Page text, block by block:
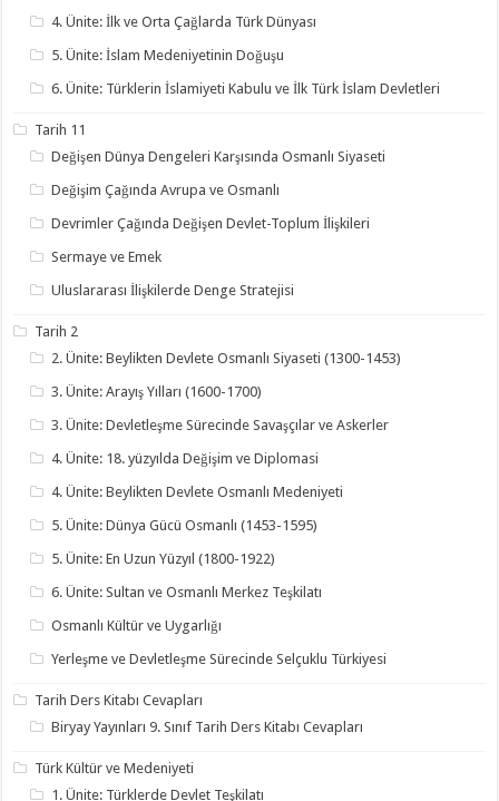
4. Ünite: İlk ve Orta Çağlarda Türk Dünyası
5. Ünite: İslam Medeniyetinin Doğuşu
6. Ünite: Türklerin İslamiyeti Kabulu ve İlk Türk İslam Devletleri
Tarih 11
Değişen Dünya Dengeleri Karşısında Osmanlı Siyaseti
Değişim Çağında Avrupa ve Osmanlı
Devrimler Çağında Değişen Devlet-Toplum İlişkileri
Sermaye ve Emek
Uluslararası İlişkilerde Denge Stratejisi
Tarih 2
2. Ünite: Beylikten Devlete Osmanlı Siyaseti (1300-1453)
3. Ünite: Arayış Yılları (1600-1700)
3. Ünite: Devletleşme Sürecinde Savaşçılar ve Askerler
4. Ünite: 18. yüzyılda Değişim ve Diplomasi
4. Ünite: Beylikten Devlete Osmanlı Medeniyeti
5. Ünite: Dünya Gücü Osmanlı (1453-1595)
5. Ünite: En Uzun Yüzyıl (1800-1922)
6. Ünite: Sultan ve Osmanlı Merkez Teşkilatı
Osmanlı Kültür ve Uygarlığı
Yerleşme ve Devletleşme Sürecinde Selçuklu Türkiyesi
Tarih Ders Kitabı Cevapları
Biryay Yayınları 9. Sınıf Tarih Ders Kitabı Cevapları
Türk Kültür ve Medeniyeti
1. Ünite: Türklerde Devlet Teşkilatı